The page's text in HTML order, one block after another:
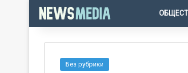
Без рубрики